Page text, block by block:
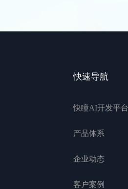
快速导航
快瞳AI开发平台
产品体系
企业动态
客户案例